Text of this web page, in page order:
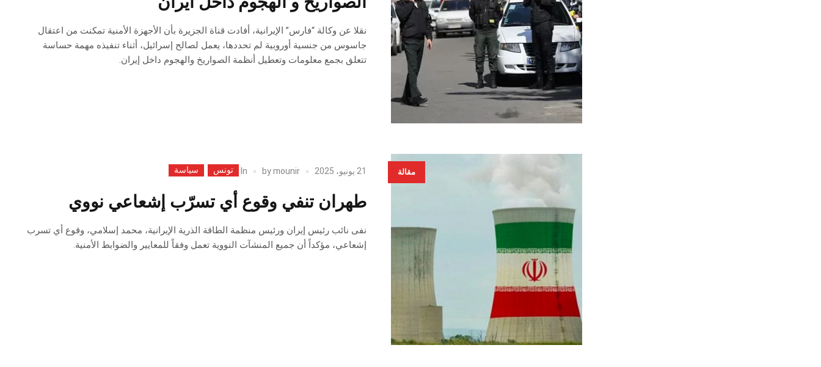
نقلا عن وكالة “فارس” الإيرانية، أفادت قناة الجزيرة بأن الأجهزة الأمنية تمكنت من اعتقال
جاسوس من جنسية أوروبية لم تحددها، يعمل لصالح إسرائيل، أثناء تنفيذه مهمة حساسة
تتعلق بجمع معلومات وتعطيل أنظمة الصواريخ والهجوم داخل إيران.
مقالة 21 يونيو، 2025 bymounir
In تونس سياسة
طهران تنفي وقوع أي تسرّب إشعاعي نووي
نفى نائب رئيس إيران ورئيس منظمة الطاقة الذرية الإيرانية، محمد إسلامي، وقوع أي تسرب
إشعاعي، مؤكداً أن جميع المنشآت النووية تعمل وفقاً للمعايير والضوابط الأمنية.